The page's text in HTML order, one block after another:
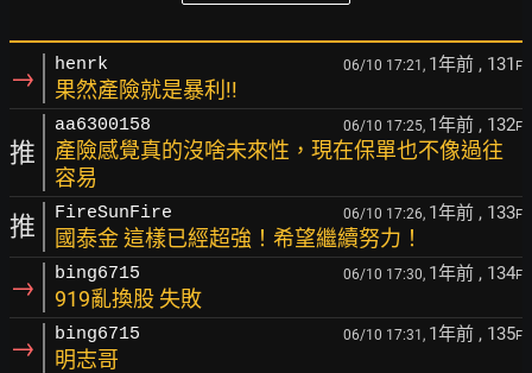
→ henrk 06/10 17:21, 1年前 , 131 F
果然產險就是暴利!!
推
aa6300158 06/10 17:25, 1年前 , 132F
產險感覺真的沒啥未來性，現在保單也不像過往
容易
推 FireSunFire 06/10 17:26, 1年前 , 133F
國泰金 這樣已經超強！希望繼續努力！
→ bing6715 06/10 17:30, 1年前 , 134F
919亂換股 失敗
→ bing6715 06/10 17:31, 1年前 , 135F
明志哥